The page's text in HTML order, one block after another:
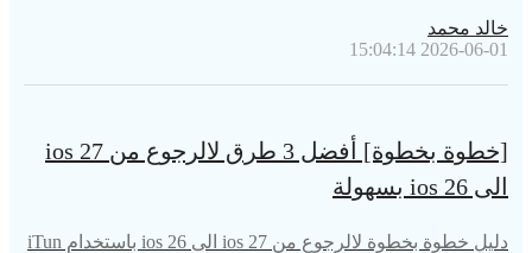
خالد محمد
2026-06-01 15:04:14
[خطوة بخطوة] أفضل 3 طرق لالرجوع من ios 27
الى ios 26 بسهولة
دليل خطوة بخطوة لالرجوع من ios 27 الى ios 26 باستخدام iTun